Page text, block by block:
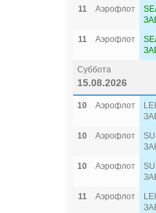
11
Аэрофлот
11
Аэрофлот
Суббота
15.08.2026
10 Аэрофлот
10
Аэрофлот
10
Аэрофлот
11
Аэрофлот